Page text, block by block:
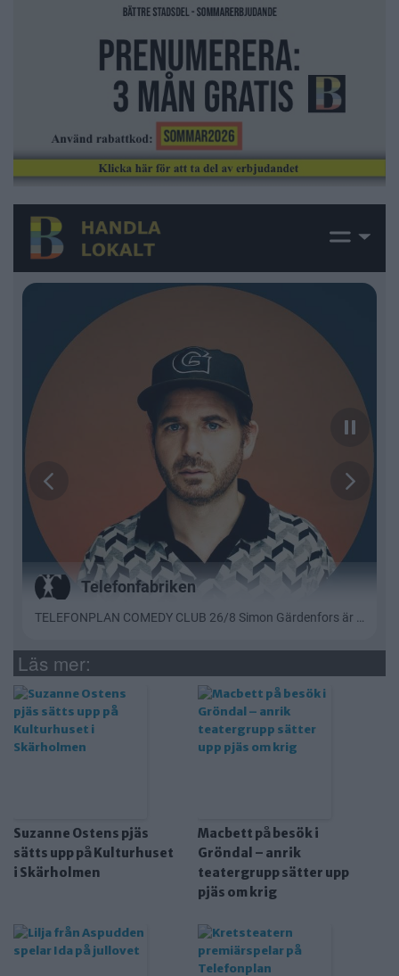
Läs mer:
Suzanne Ostens pjäs
sätts upp på Kulturhuset
i Skärholmen
Macbett på besök i
Gröndal – anrik
teatergrupp sätter upp
pjäs om krig